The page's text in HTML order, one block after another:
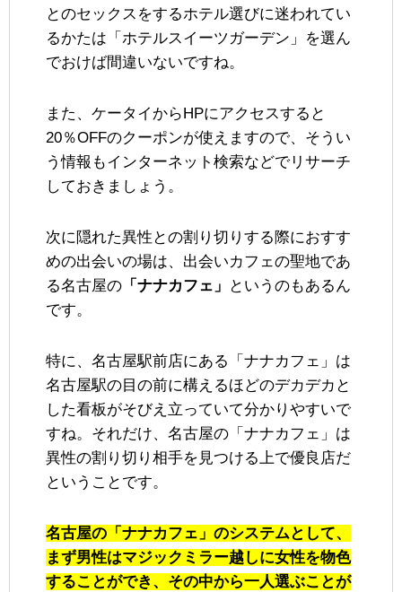
とのセックスをするホテル選びに迷われてい
るかたは「ホテルスイーツガーデン」を選ん
でおけば間違いないですね。
また、ケータイからHPにアクセスすると
20％OFFのクーポンが使えますので、そうい
う情報もインターネット検索などでリサーチ
しておきましょう。
次に隠れた異性との割り切りする際におすす
めの出会いの場は、出会いカフェの聖地であ
る名古屋の 「ナナカフェ」
というのもあるん
です。
特に、名古屋駅前店にある「ナナカフェ」は
名古屋駅の目の前に構えるほどのデカデカと
した看板がそびえ立っていて分かりやすいで
すね。それだけ、名古屋の「ナナカフェ」は
異性の割り切り相手を見つける上で優良店だ
ということです。
名古屋の「ナナカフェ」のシステムとして、
まず男性はマジックミラー越しに女性を物色
することができ、その中から一人選ぶことが